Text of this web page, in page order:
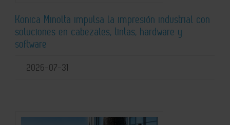
Konica Minolta impulsa la impresión industrial con
soluciones en cabezales, tintas, hardware y
software
2026-07-31